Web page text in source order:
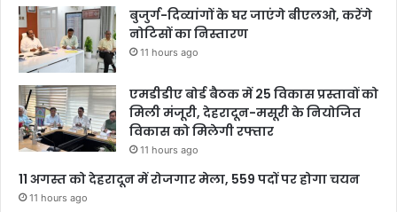
बुजुर्ग-दिव्यांगों के घर जाएंगे बीएलओ, करेंगे
नोटिसों का निस्तारण
11 hours ago
एमडीडीए बोर्ड बैठक में 25 विकास प्रस्तावों को
मिली मंजूरी, देहरादून-मसूरी के नियोजित
विकास को मिलेगी रफ्तार
11 hours ago
11 अगस्त को देहरादून में रोजगार मेला, 559 पदों पर होगा चयन
11 hours ago